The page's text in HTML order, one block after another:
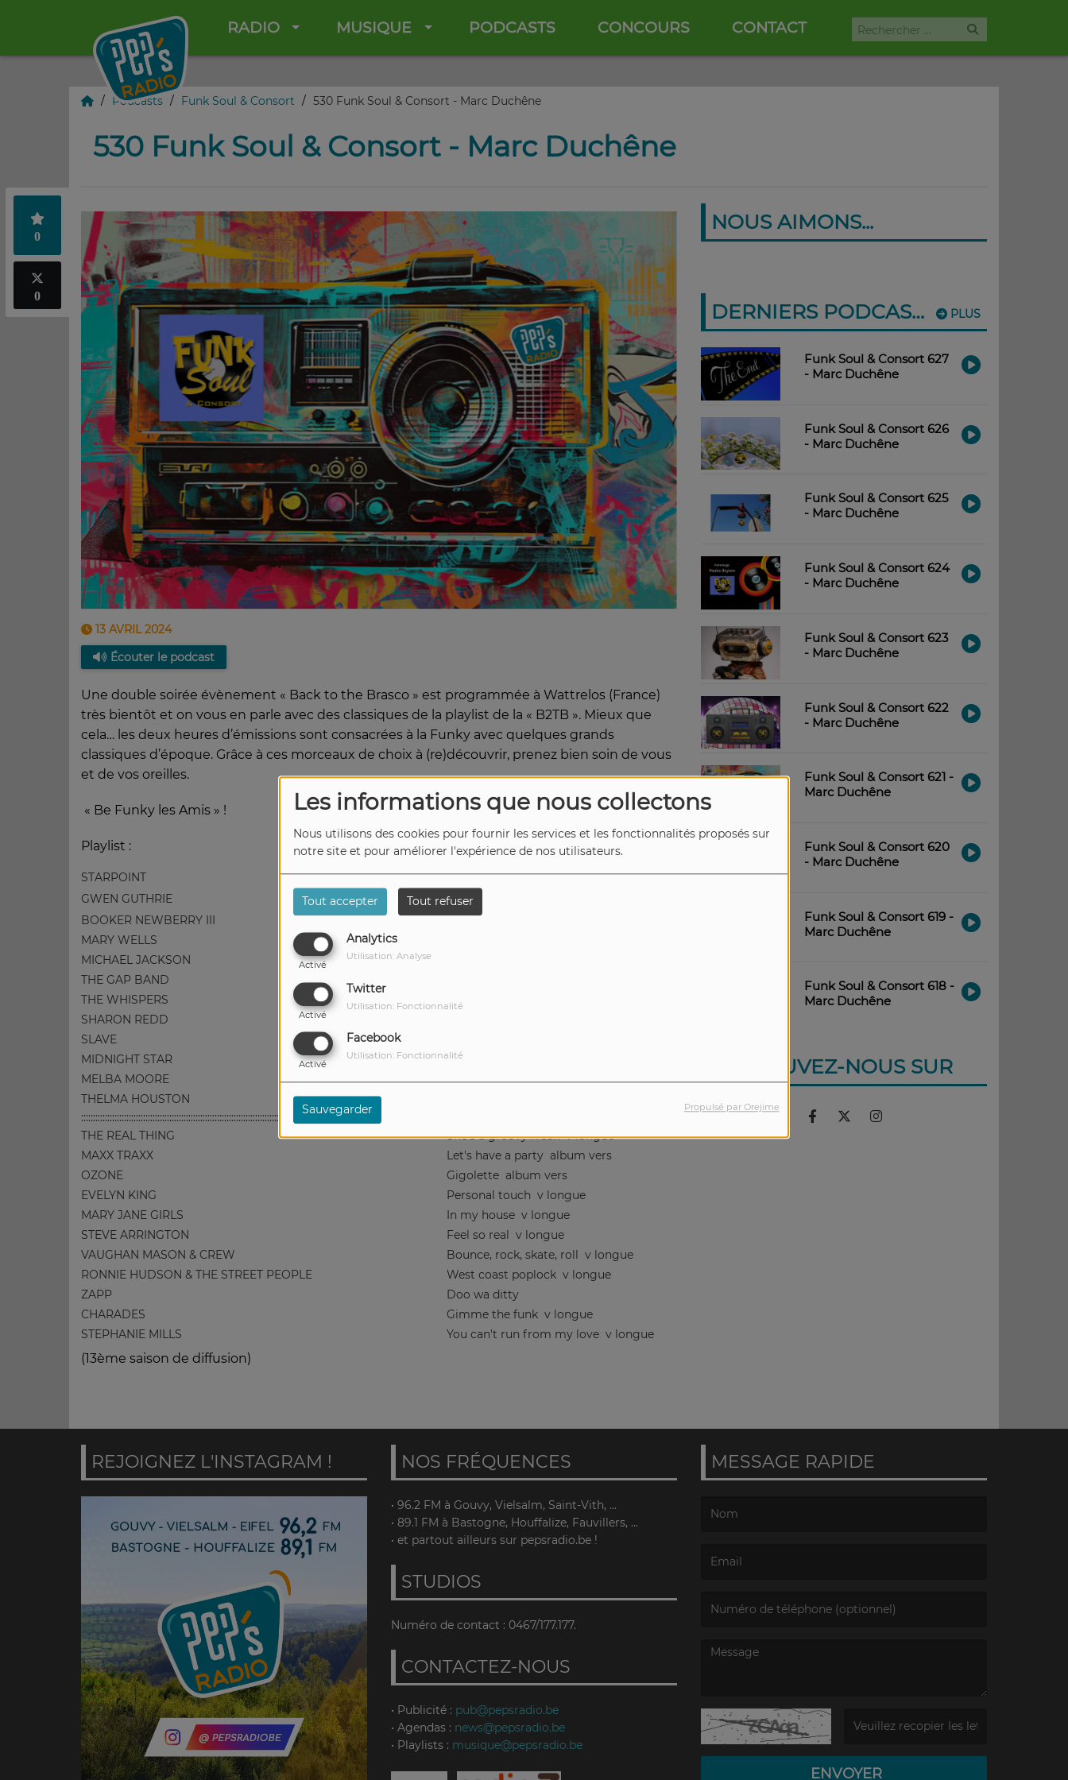
Les informations que nous collectons
Nous utilisons des cookies pour fournir les services et les fonctionnalités proposés sur
notre site et pour améliorer l'expérience de nos utilisateurs.
Tout accepter Tout refuser
Analytics
Activé
Utilisation: Analyse
Twitter
Activé
Utilisation: Fonctionnalité
Facebook
Activé
Utilisation: Fonctionnalité
Sauvegarder Propulsé par Orejime
RADIO MUSIQUE PODCASTS CONCOURS CONTACT
Podcasts Funk Soul & Consort 530 Funk Soul & Consort - Marc Duchêne
530 Funk Soul & Consort - Marc Duchêne
0
0
13 AVRIL 2024
Écouter le podcast
Une double soirée évènement « Back to the Brasco » est programmée à Wattrelos (France)
très bientôt et on vous en parle avec des classiques de la playlist de la « B2TB ». Mieux que
cela… les deux heures d’émissions sont consacrées à la Funky avec quelques grands
classiques d’époque. Grâce à ces morceaux de choix à (re)découvrir, prenez bien soin de vous
et de vos oreilles.
« Be Funky les Amis » !
Playlist :
STARPOINT It's all yours album vers
GWEN GUTHRIE
It should have been you
BOOKER NEWBERRY III
Lovetown
MARY WELLS
MICHAEL JACKSON
THE GAP BAND
THE WHISPERS
Cruisin' in
SHARON REDD
SLAVE
MIDNIGHT STAR
Playmates
MELBA MOORE
It's really love album vers
THELMA HOUSTON
:::::::::::::::::::::::::::::::::::::::::::::::::::::::::::::::::::::::::::::::::::::::::::::::::::::::::::::::::::::::::::::::::::::
:::::::::::::::::::::::::::::::::::::::::::::::::::::::::::::::::::::::::::::::::::::::::::::::::::::::::::::::::::::
THE REAL THING
She's a groovy freak v longue
MAXX TRAXX
Let's have a party album vers
OZONE
Gigolette album vers
EVELYN KING
Personal touch v longue
MARY JANE GIRLS
In my house v longue
STEVE ARRINGTON
Feel so real v longue
VAUGHAN MASON & CREW
Bounce, rock, skate, roll v longue
RONNIE HUDSON & THE STREET PEOPLE
West coast poplock v longue
ZAPP
Doo wa ditty
CHARADES
Gimme the funk v longue
STEPHANIE MILLS
You can't run from my love v longue
(13ème saison de diffusion)
NOUS AIMONS...
PLUS
DERNIERS PODCASTS
Funk Soul & Consort 627
- Marc Duchêne
Funk Soul & Consort 626
- Marc Duchêne
Funk Soul & Consort 625
- Marc Duchêne
Funk Soul & Consort 624
- Marc Duchêne
Funk Soul & Consort 623
- Marc Duchêne
Funk Soul & Consort 622
- Marc Duchêne
Funk Soul & Consort 621 -
Marc Duchêne
Funk Soul & Consort 620
- Marc Duchêne
Funk Soul & Consort 619 -
Marc Duchêne
Funk Soul & Consort 618 -
Marc Duchêne
RETROUVEZ-NOUS SUR
REJOIGNEZ L'INSTAGRAM ! NOS FRÉQUENCES
• 96.2 FM à Gouvy, Vielsalm, Saint-Vith, ...
• 89.1 FM à Bastogne, Houffalize, Fauvillers, ...
• et partout ailleurs sur pepsradio.be !
STUDIOS
Numéro de contact : 0467/177.177.
CONTACTEZ-NOUS
• Publicité : pub@pepsradio.be
• Agendas : news@pepsradio.be
• Playlists : musique@pepsradio.be
MESSAGE RAPIDE
ENVOYER